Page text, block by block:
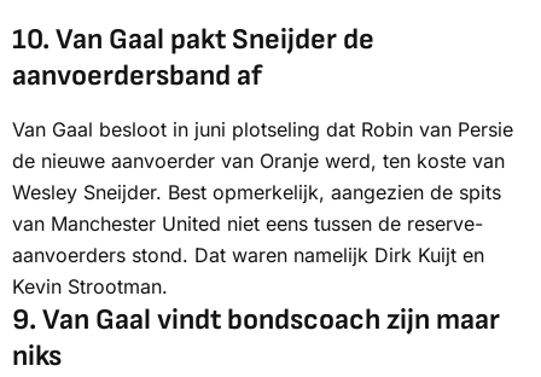
10. Van Gaal pakt Sneijder de
aanvoerdersband af
Van Gaal besloot in juni plotseling dat Robin van Persie
de nieuwe aanvoerder van Oranje werd, ten koste van
Wesley Sneijder. Best opmerkelijk, aangezien de spits
van Manchester United niet eens tussen de reserve-
aanvoerders stond. Dat waren namelijk Dirk Kuijt en
Kevin Strootman.
9. Van Gaal vindt bondscoach zijn maar
niks